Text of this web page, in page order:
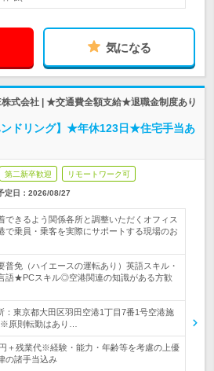
気になる
式会社 | ★交通費全額支給★退職金制度あり
ドリング】★年休123日★住宅手当あ
第二新卒歓迎 リモートワーク可
定日： 2026/08/27
できるよう関係各所と調整いただくオフィス
で乗員・乗客を実際にサポートする現場のお
普免（ハイエースの運転あり）英語スキル・
語★PCスキル◎空港関連の知識がある方歓
東京都大田区羽田空港1丁目7番1号空港施
原則転勤はあり…
＋残業代※経験・能力・年齢等を考慮の上優
の諸手当込み